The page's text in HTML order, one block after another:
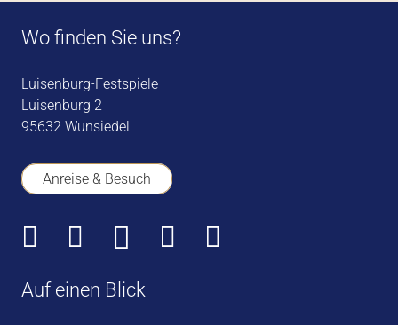
Wo finden Sie uns?
Luisenburg-Festspiele
Luisenburg 2
95632 Wunsiedel
Anreise & Besuch
Auf einen Blick